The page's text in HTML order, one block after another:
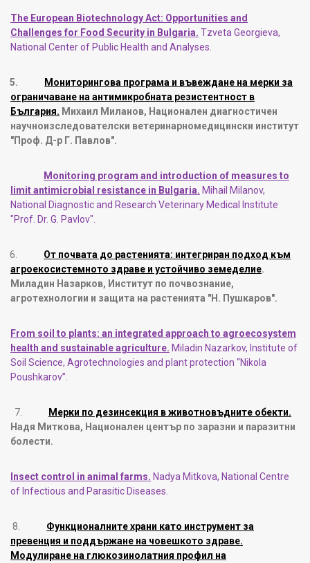
The European Biotechnology Act: Opportunities and
Challenges for Food Security in Bulgaria. Tzveta Georgieva,
National Center of Public Health and Analyses.
5.
Мониторингова програма и въвеждане на мерки за
ограничаване на антимикробната резистентност в
България. Михаил Миланов, Национален диагностичен
научноизследователски ветеринарномедицински институт
"Проф. Д-р Г. Павлов".
Monitoring program and introduction of measures to
limit antimicrobial resistance in Bulgaria. Mihail Milanov,
National Diagnosticand Research Veterinary Medical
Institute
"Prof. Dr. G. Pavlov".
6.
От почвата до растенията: интегриран подход към
агроекосистемното здраве и устойчиво земеделие.
Миладин Назарков, Институт по почвознание,
агротехнологии и защита на растенията "Н. Пушкаров".
From soil to plants: an integrated approach to agroecosystem
health and sustainable agriculture. Miladin Nazarkov, Institute of
Soil Science, Agrotechnologies and plant protection “Nikola
Poushkarov”.
7. Мерки по дезинсекция в животновъдните обекти.
Надя Миткова, Национален център по заразни и паразитни
болести.
Insect control in animal farms. Nadya Mitkova, National Centre
of Infectious and Parasitic Diseases.
8.
Функционалните храни като инструмент за
превенция и поддържане на човешкото здраве.
Модулиране на глюкозинолатния профил на